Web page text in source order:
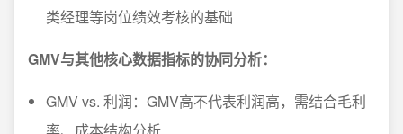
类经理等岗位绩效考核的基础
GMV与其他核心数据指标的协同分析：
GMV vs. 利润：GMV高不代表利润高，需结合毛利